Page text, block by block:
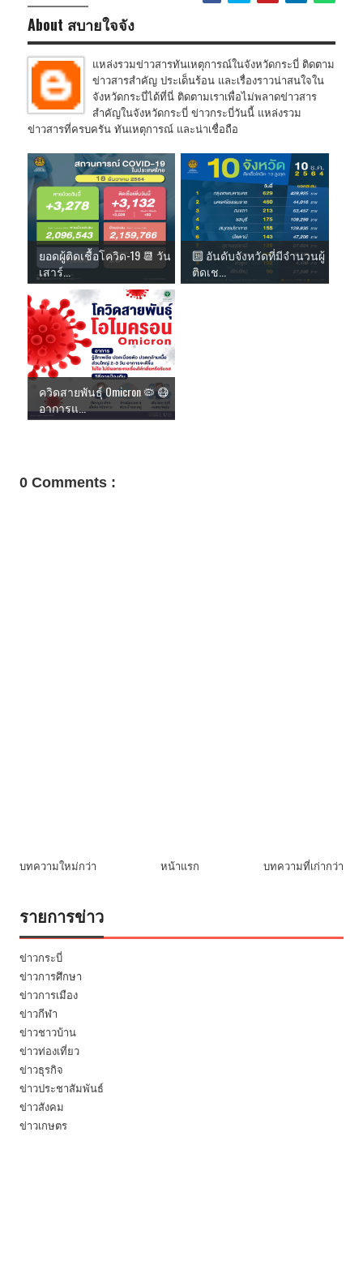
About สบายใจจัง
แหล่งรวมข่าวสารทันเหตุการณ์ในจังหวัดกระบี่ ติดตาม
ข่าวสารสำคัญ ประเด็นร้อน และเรื่องราวน่าสนใจใน
จังหวัดกระบี่ได้ที่นี่ ติดตามเราเพื่อไม่พลาดข่าวสาร
สำคัญในจังหวัดกระบี่ ข่าวกระบี่วันนี้ แหล่งรวม
ข่าวสารที่ครบครัน ทันเหตุการณ์ และน่าเชื่อถือ
ยอดผู้ติดเชื้อโควิด-19 📆 วัน
เสาร์...
🔟 อันดับจังหวัดที่มีจำนวนผู้
ติดเช...
ควิดสายพันธุ์ Omicron 🦠 😷
อาการแ...
0 Comments :
บทความใหม่กว่า บทความที่เก่ากว่า
หน้าแรก
รายการข่าว
ข่าวกระบี่
ข่าวการศึกษา
ข่าวการเมือง
ข่าวกีฬา
ข่าวชาวบ้าน
ข่าวท่องเที่ยว
ข่าวธุรกิจ
ข่าวประชาสัมพันธ์
ข่าวสังคม
ข่าวเกษตร